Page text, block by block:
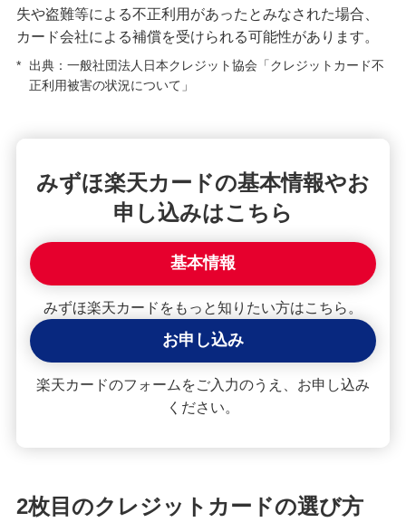
みずほマイレージクラブ
住宅ローン・カードローン
貯める・増やす
預金・NISA・資産運用
備える
相続・保険
学ぶ・考える
生涯学習
困ったときは・よくあるご質問
みずほ銀行について
失や盗難等による不正利用があったとみなされた場合、
カード会社による補償を受けられる可能性があります。
*
出典：一般社団法人日本クレジット協会「クレジットカード不
正利用被害の状況について」
みずほ楽天カードの基本情報やお
申し込みはこちら
基本情報
みずほ楽天カードをもっと知りたい方はこちら。
お申し込み
楽天カードのフォームをご入力のうえ、お申し込み
ください。
2枚目のクレジットカードの選び方